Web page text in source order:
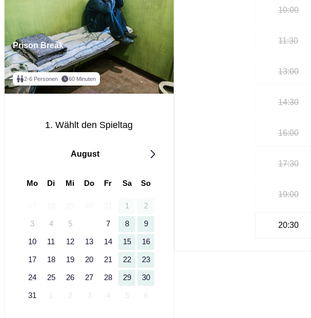
Prison Break
2-6 Personen 60 Minuten
1. Wählt den Spieltag
August
Mo Di Mi Do Fr Sa So
1 2
3 4 5 7 8 9
10 11 12 13 14 15 16
17 18 19 20 21 22 23
24 25 26 27 28 29 30
31 1 2 3 4 5 6
10:00
11:30
13:00
14:30
16:00
17:30
19:00
20:30